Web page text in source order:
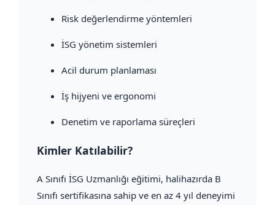
Risk değerlendirme yöntemleri
İSG yönetim sistemleri
Acil durum planlaması
İş hijyeni ve ergonomi
Denetim ve raporlama süreçleri
Kimler Katılabilir?
A Sınıfı İSG Uzmanlığı eğitimi, halihazırda B
Sınıfı sertifikasına sahip ve en az 4 yıl deneyimi